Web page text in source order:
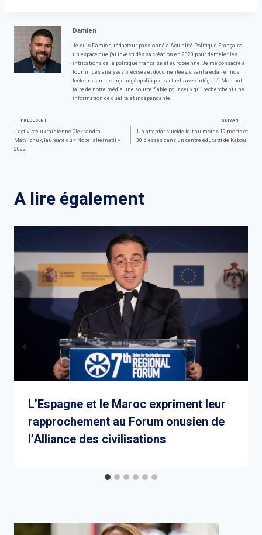
Damien
Je suis Damien, rédacteur passionné à Actualité Politique Française,
un espace que j'ai investi dès sa création en 2020 pour démêler les
intrications de la politique française et européenne. Je me consacre à
fournir des analyses précises et documentées, visant à éclairer nos
lecteurs sur les enjeux géopolitiques actuels avec intégrité. Mon but :
faire de notre média une source fiable pour ceux qui recherchent une
information de qualité et indépendante.
Navigation
de
PRÉCÉDENT
L’activiste ukrainienne Oleksandra
Matviichuk, lauréate du « Nobel alternatif »
2022
SUIVANT
Un attentat suicide fait au moins 19 morts et
30 blessés dans un centre éducatif de Kaboul
A lire également
L’Espagne et le Maroc expriment leur
rapprochement au Forum onusien de
l’Alliance des civilisations